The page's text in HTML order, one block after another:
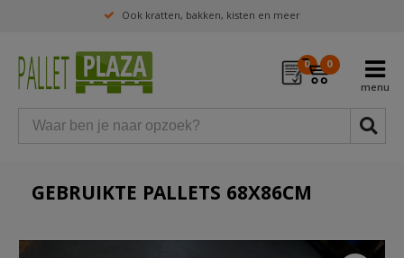
Ook kratten, bakken, kisten en meer
0 0
GEBRUIKTE PALLETS 68X86CM